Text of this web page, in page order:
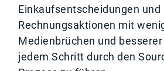
Einkaufsentscheidungen und
Rechnungsaktionen mit
Medienbrüchen und
jedem Schritt durch den